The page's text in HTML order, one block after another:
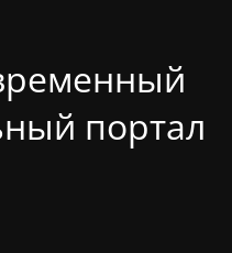
портал